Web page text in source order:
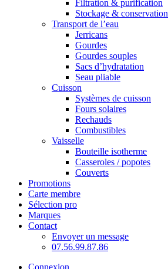
Filtration & purification
Stockage & conservation
Transport de l’eau
Jerricans
Gourdes
Gourdes souples
Sacs d’hydratation
Seau pliable
Cuisson
Systèmes de cuisson
Fours solaires
Rechauds
Combustibles
Vaisselle
Bouteille isotherme
Casseroles / popotes
Couverts
Promotions
Carte membre
Sélection pro
Marques
Contact
Envoyer un message
07.56.99.87.86
Connexion